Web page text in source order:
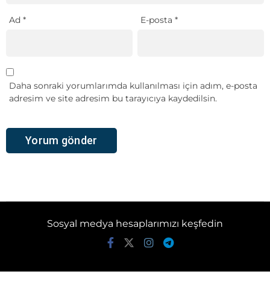
Ad * E-posta*
Daha sonraki yorumlarımda kullanılması için adım, e-posta
adresim ve site adresim bu tarayıcıya kaydedilsin.
Sosyal medya hesaplarımızı keşfedin